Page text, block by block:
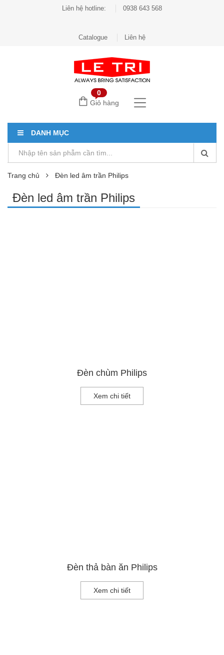
Liên hệ hotline: 0938 643 568
Catalogue Liên hệ
0
Giỏ hàng
DANH MỤC
Trang chủ Đèn led âm trần Philips
Đèn led âm trần Philips
Đèn chùm Philips
Xem chi tiết
Đèn thả bàn ăn Philips
Xem chi tiết